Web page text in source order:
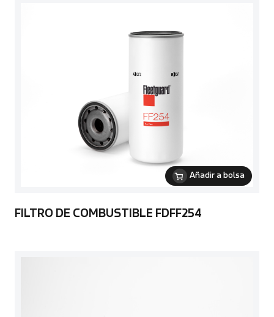
Añadir a bolsa
FILTRO DE COMBUSTIBLE FDFF254